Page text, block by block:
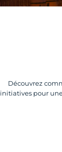
Découvrez
initiatives pour